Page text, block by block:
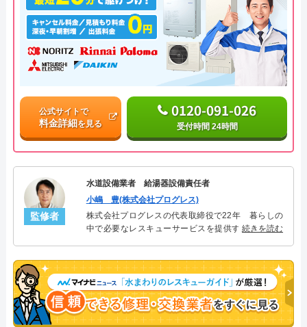
公式サイトで
料金詳細を見る
0120-091-026
受付時間 24時間
監修者
水道設備業者 給湯器設備責任者
小嶋 豊(株式会社プログレス)
株式会社プログレスの代表取締役で22年 暮らしの
中で必要なレスキューサービスを提供する株式会社
決。多くのお客様に信頼される「給湯器」のスペシ
ャリスト。
続きを読む